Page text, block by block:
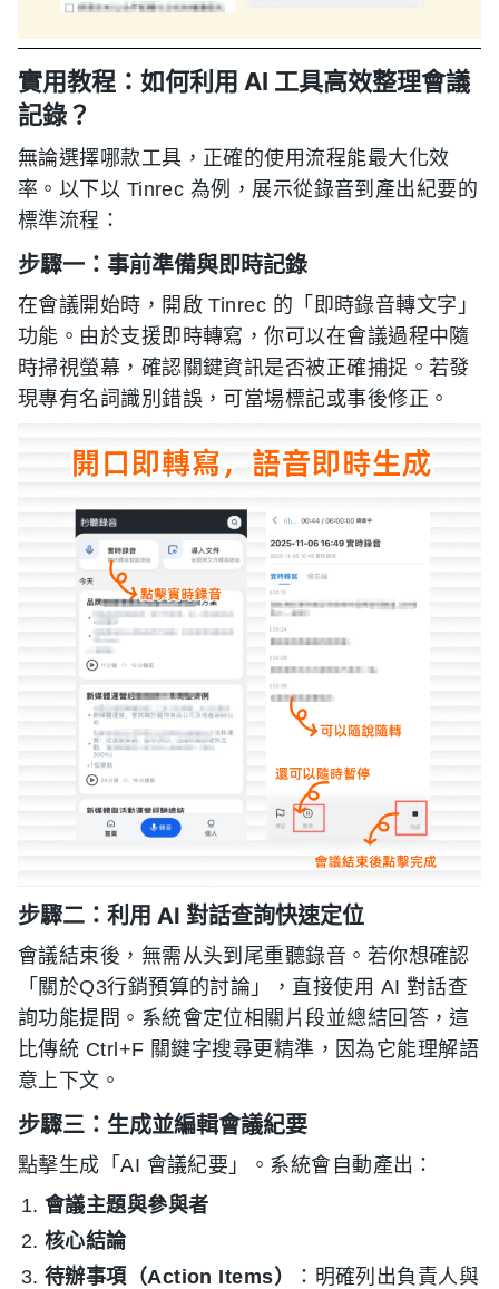
實用教程：如何利用 AI 工具高效整理會議
記錄？
無論選擇哪款工具，正確的使用流程能最大化效
率。以下以 Tinrec 為例，展示從錄音到產出紀要的
標準流程：
步驟一：事前準備與即時記錄
在會議開始時，開啟 Tinrec 的「即時錄音轉文字」
功能。由於支援即時轉寫，你可以在會議過程中隨
時掃視螢幕，確認關鍵資訊是否被正確捕捉。若發
現專有名詞識別錯誤，可當場標記或事後修正。
步驟二：利用 AI 對話查詢快速定位
會議結束後，無需从头到尾重聽錄音。若你想確認
「關於Q3行銷預算的討論」，直接使用 AI 對話查
詢功能提問。系統會定位相關片段並總結回答，這
比傳統 Ctrl+F 關鍵字搜尋更精準，因為它能理解語
意上下文。
步驟三：生成並編輯會議紀要
點擊生成「AI 會議紀要」。系統會自動產出：
會議主題與參與者
核心結論
待辦事項（Action Items）
：明確列出負責人與